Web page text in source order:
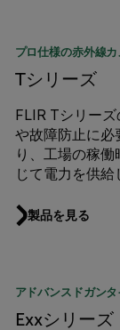
プロ仕様の赤外線カ
Tシリーズ
FLIR Tシリー
や故障防止に必
り、工場の稼
じて電力を供給
製品を見る
アドバンスドガン
Exxシリーズ